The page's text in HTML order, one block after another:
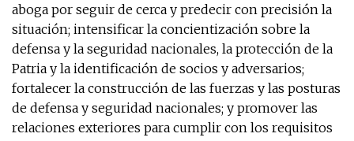
aboga por seguir de cerca y predecir con precisión la
situación; intensificar la concientización sobre la
defensa y la seguridad nacionales, la protección de la
Patria y la identificación de socios y adversarios;
fortalecer la construcción de las fuerzas y las posturas
de defensa y seguridad nacionales; y promover las
relaciones exteriores para cumplir con los requisitos